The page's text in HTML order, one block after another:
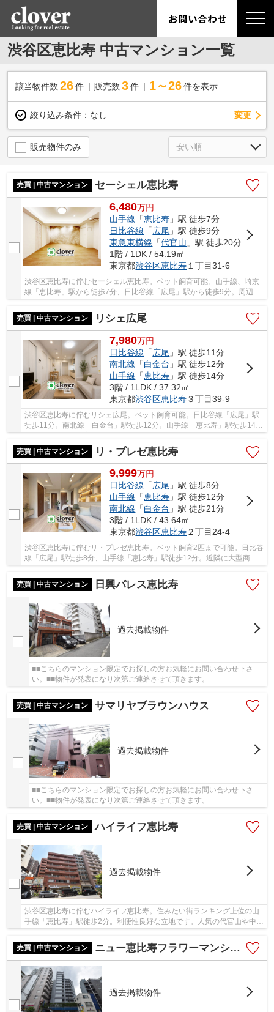
お問い合わせ
渋谷区恵比寿 中古マンション一覧
該当物件数 26件 販売数 3 件 1～26 件を表示
絞り込み条件： なし 変更
販売物件のみ
売買 | 中古マンション セーシェル恵比寿
6,480万円
山手線 「恵比寿 」駅 徒歩7分
日比谷線 「広尾 」駅 徒歩9分
東急東横線 「代官山 」駅 徒歩20分
1階 / 1DK / 54.19㎡
東京都渋谷区恵比寿 １丁目31-6
渋谷区恵比寿に佇むセーシェル恵比寿。ペット飼育可能。山手線、埼京
線「恵比寿」駅から徒歩7分、日比谷線「広尾」駅から徒歩9分。周辺は
大型商業施設や飲食店で賑わい、生活環境が整...
売買 | 中古マンション
リシェ広尾
7,980万円
日比谷線 「広尾 」駅 徒歩11分
南北線 「白金台 」駅 徒歩12分
山手線 「恵比寿 」駅 徒歩14分
3階 / 1LDK / 37.32㎡
東京都渋谷区恵比寿３丁目39-9
渋谷区恵比寿に佇むリシェ広尾。ペット飼育可能。日比谷線「広尾」駅
徒歩11分。南北線「白金台」駅徒歩12分。山手線「恵比寿」駅徒歩14分
と利便性に富んだ立地です。周辺には買い物施...
売買 | 中古マンション
リ・プレゼ恵比寿
9,999万円
日比谷線 「広尾 」駅 徒歩8分
山手線 「恵比寿 」駅 徒歩12分
南北線 「白金台 」駅 徒歩21分
3階 / 1LDK / 43.64㎡
東京都渋谷区恵比寿２丁目24-4
渋谷区恵比寿に佇むリ・プレゼ恵比寿。ペット飼育2匹まで可能。日比谷
線「広尾」駅徒歩8分、山手線「恵比寿」駅徒歩12分。近隣に大型商業
売買 | 中古マンション
日興パレス恵比寿
過去掲載物件
■■こちらのマンション限定でお探しの方お気軽にお問い合わせ下さ
い。■■物件が発表になり次第ご連絡させて頂きます。
売買 | 中古マンション サマリヤブラウンハウス
過去掲載物件
■■こちらのマンション限定でお探しの方お気軽にお問い合わせ下さ
い。■■物件が発表になり次第ご連絡させて頂きます。
売買 | 中古マンション ハイライフ恵比寿
過去掲載物件
渋谷区恵比寿に佇むハイライフ恵比寿。住みたい街ランキング上位の山
手線「恵比寿」駅徒歩2分。利便性良好な立地です。人気の代官山や中目
売買 | 中古マンション
ニュー恵比寿フラワーマンション
過去掲載物件